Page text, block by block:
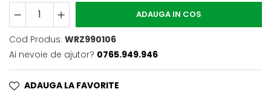
ADAUGA IN COS
Cod Produs: WRZ990106
Ai nevoie de ajutor? 0765.949.946
ADAUGA LA FAVORITE